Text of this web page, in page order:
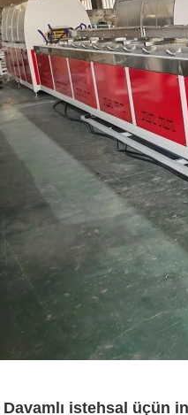
Davamlı istehsal üçün